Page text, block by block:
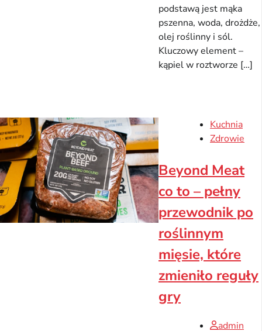
podstawą jest mąka
pszenna, woda, drożdże,
olej roślinny i sól.
Kluczowy element –
kąpiel w roztworze […]
Kuchnia
Zdrowie
Beyond Meat
co to – pełny
przewodnik po
roślinnym
mięsie, które
zmieniło reguły
gry
admin